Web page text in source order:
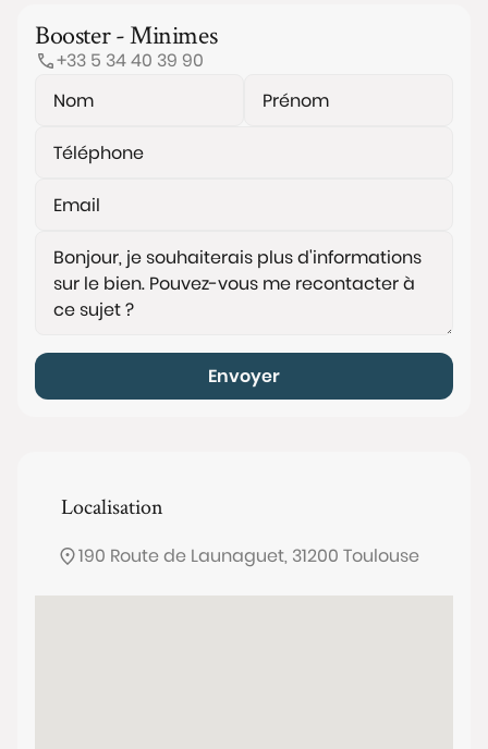
Booster - Minimes
+33 5 34 40 39 90
Envoyer
Localisation
190 Route de Launaguet, 31200 Toulouse